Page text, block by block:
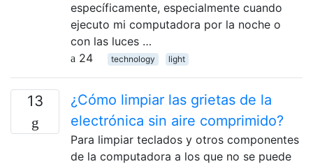
específicamente, especialmente cuando
ejecuto mi computadora por la noche o
con las luces …
24
technology light
13
¿Cómo limpiar las grietas de la
electrónica sin aire comprimido?
Para limpiar teclados y otros componentes
de la computadora a los que no se puede